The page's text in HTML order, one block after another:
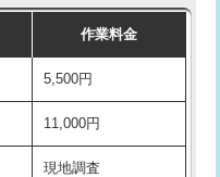
作業料金
5,500円
11,000円
現地調査